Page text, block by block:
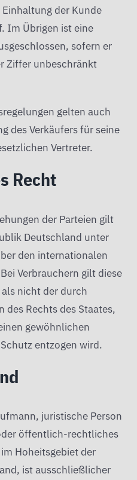
der Kunde
Im Übrigen ist eine
sofern er
Ziffer unbeschränkt
gelten auch
des Verkäufers für seine
Vertreter.
Recht
der Parteien gilt
Deutschland unter
den internationalen
Verbrauchern gilt diese
nicht der durch
des Rechts des Staates,
gewöhnlichen
entzogen wird.
juristische Person
öffentlich-rechtliches
Hoheitsgebiet der
ist ausschließlicher